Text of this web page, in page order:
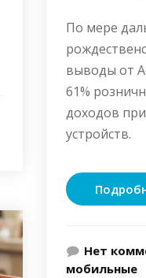
По мере
выводы от
61%
доходов
устройств.
Нет
мобильные